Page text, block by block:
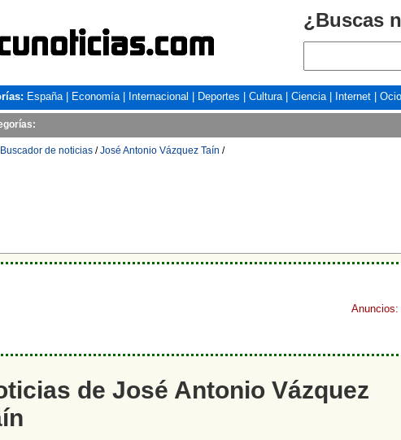
¿Buscas
España| Economía| Internacional Deportes Cultura| Ciencia| Internet Ocio
Buscador de noticias /José Antonio Vázquez Taín /
Anuncios:
de José Antonio Vázquez